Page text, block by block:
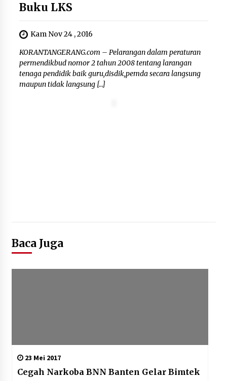
Buku LKS
Kam Nov 24 , 2016
KORANTANGERANG.com – Pelarangan dalam peraturan
permendikbud nomor 2 tahun 2008 tentang larangan
tenaga pendidik baik guru,disdik,pemda secara langsung
maupun tidak langsung […]
Baca Juga
23 Mei 2017
Cegah Narkoba BNN Banten Gelar Bimtek